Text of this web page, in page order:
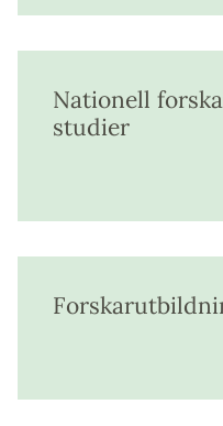
Nationell
studier